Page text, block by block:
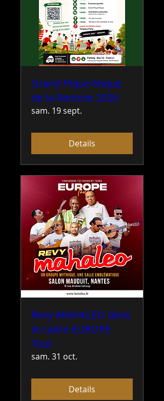
Grand Pique-Nique
de la Rentrée 2026
sam. 19 sept.
Details
Revy MAHALEO dans
le cadre EUROPE
Tour
sam. 31 oct.
Details